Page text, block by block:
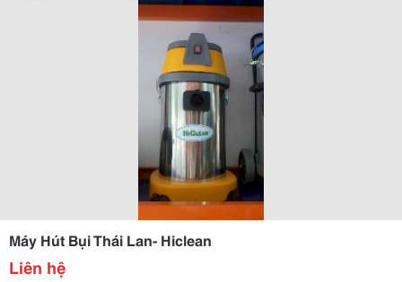
Máy Hút Bụi Thái Lan- Hiclean
Liên hệ